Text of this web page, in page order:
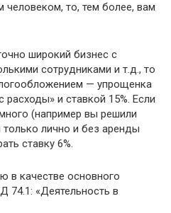
человеком, то, тем более, вам
широкий бизнес с
сотрудниками и т.д., то
— упрощенка
и ставкой 15%. Если
(например вы решили
только лично и без аренды
ставку 6%.
в качестве основного
74.1: «Деятельность в